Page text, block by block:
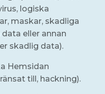
logiska
maskar, skadliga
eller annan
skadlig data).
Hemsidan
till, hackning).